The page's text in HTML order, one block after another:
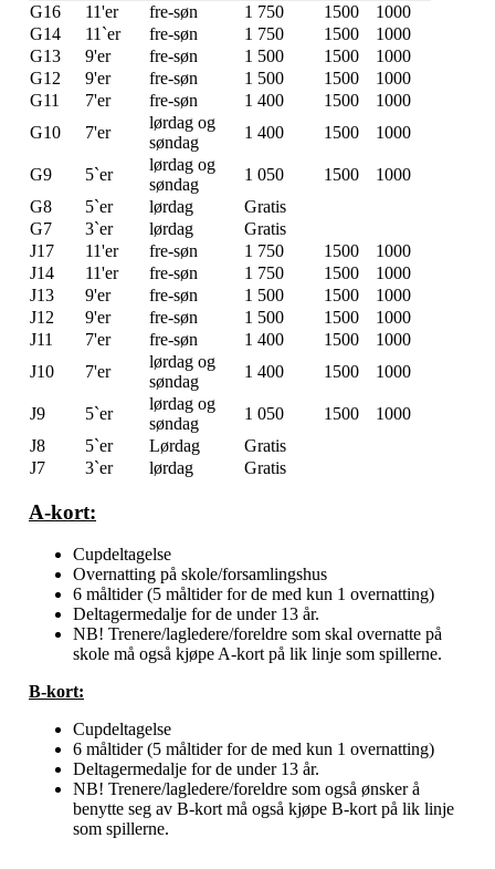
G16
11'er fre-søn 1 750 1500
1000
G14
11`er fre-søn 1 750 1500
1000
G13
9'er fre-søn 1 500 1500
1000
G12
9'er fre-søn 1 500 1500
1000
G11
7'er fre-søn 1 400 1500
1000
G10
7'er
lørdag og
søndag
1 400 1500 1000
G9 5`er
lørdag og
søndag
1 050 1500
1000
G8
5`er lørdag
Gratis
G7
3`er lørdag
Gratis
J17
11'er fre-søn 1 750 1500
1000
J14
11'er fre-søn 1 750 1500
1000
J13
9'er fre-søn 1 500 1500
1000
J12
9'er fre-søn 1 500 1500
1000
J11
7'er fre-søn 1 400 1500
1000
J10
7'er
lørdag og
søndag
1 400 1500 1000
J9 5`er
lørdag og
søndag
1 050 1500
1000
J8
5`er Lørdag
Gratis
J7
3`er lørdag Gratis
A-kort:
Cupdeltagelse
Overnatting på skole/forsamlingshus
6 måltider (5 måltider for de med kun 1 overnatting)
Deltagermedalje for de under 13 år.
NB! Trenere/lagledere/foreldre som skal overnatte på
skole må også kjøpe A-kort på lik linje som spillerne.
B-kort:
Cupdeltagelse
6 måltider (5 måltider for de med kun 1 overnatting)
Deltagermedalje for de under 13 år.
NB! Trenere/lagledere/foreldre som også ønsker å
benytte seg av B-kort må også kjøpe B-kort på lik linje
som spillerne.